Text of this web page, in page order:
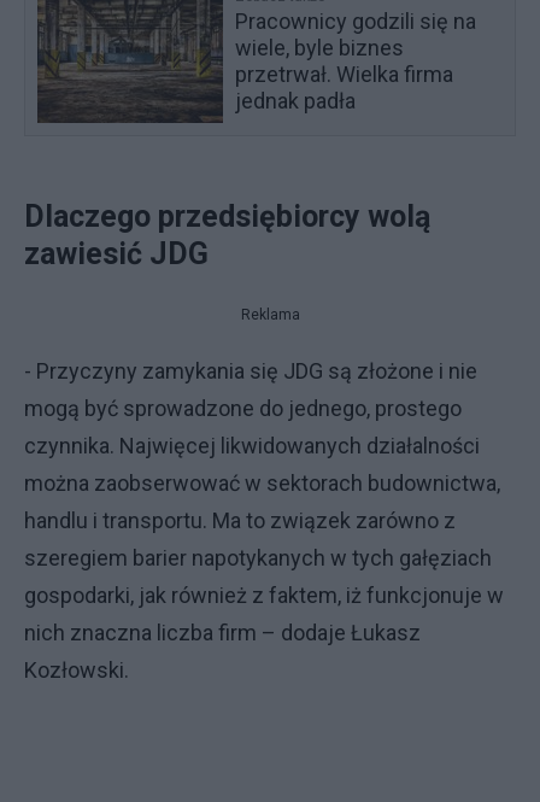
Pracownicy godzili się na
wiele, byle biznes
przetrwał. Wielka firma
jednak padła
Dlaczego przedsiębiorcy wolą
zawiesić JDG
Reklama
- Przyczyny zamykania się JDG są złożone i nie
mogą być sprowadzone do jednego, prostego
czynnika. Najwięcej likwidowanych działalności
można zaobserwować w sektorach budownictwa,
handlu i transportu. Ma to związek zarówno z
szeregiem barier napotykanych w tych gałęziach
gospodarki, jak również z faktem, iż funkcjonuje w
nich znaczna liczba firm – dodaje Łukasz
Kozłowski.